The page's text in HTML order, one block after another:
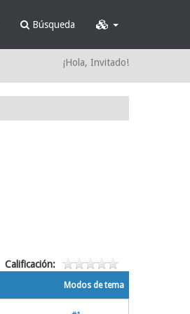
Búsqueda
¡Hola, Invitado!
Calificación:
Modos de tema